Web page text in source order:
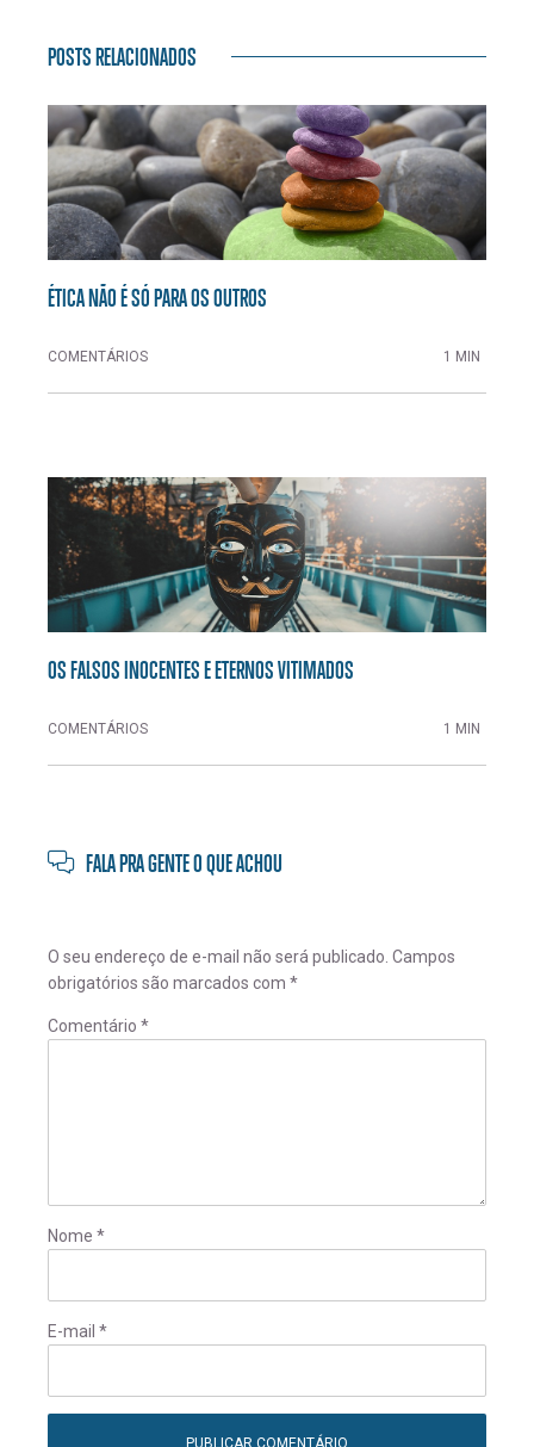
POSTS RELACIONADOS
ÉTICA NÃO É SÓ PARA OS OUTROS
COMENTÁRIOS 1 MIN
OS FALSOS INOCENTES E ETERNOS VITIMADOS
COMENTÁRIOS 1 MIN
FALA PRA GENTE O QUE ACHOU
O seu endereço de e-mail não será publicado. Campos
obrigatórios são marcados com *
Comentário *
Nome *
E-mail *